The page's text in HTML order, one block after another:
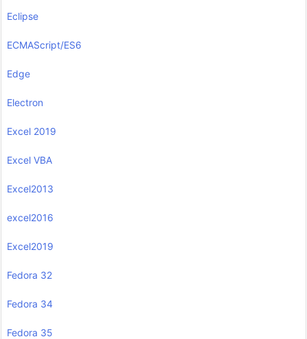
Eclipse
ECMAScript/ES6
Edge
Electron
Excel 2019
Excel VBA
Excel2013
excel2016
Excel2019
Fedora 32
Fedora 34
Fedora 35